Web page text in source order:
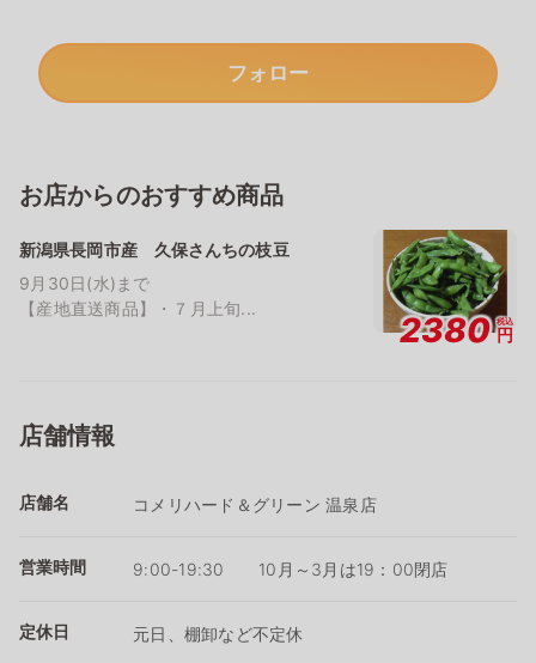
フォロー
お店からのおすすめ商品
新潟県長岡市産 久保さんちの枝豆
9月30日(水)まで
【産地直送商品】・７月上旬...
2380 税込
円
店舗情報
店舗名 コメリハード＆グリーン 温泉店
営業時間 9:00-19:30 10月～3月は19：00閉店
定休日 元日、棚卸など不定休